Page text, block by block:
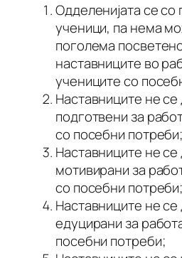
Одделенијата се со
ученици, па нема
поголема
наставниците во
учениците со
Наставниците не
подготвени за
со посебни потреби;
Наставниците не
мотивирани за
со посебни потреби;
Наставниците не
едуцирани за
посебни потреби;